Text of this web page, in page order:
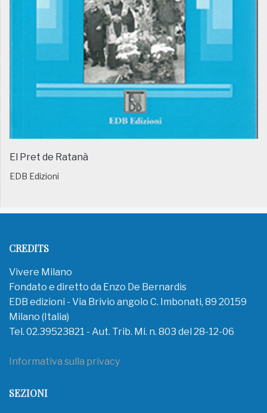
El Pret de Ratanà
EDB Edizioni
CREDITS
Vivere Milano
Fondato e diretto da Enzo De Bernardis
EDB edizioni - Via Brivio angolo C. Imbonati, 89 20159
Milano (Italia)
Tel. 02.39523821 - Aut. Trib. Mi. n. 803 del 28-12-06
Informativa sulla privacy
SEZIONI